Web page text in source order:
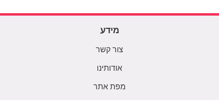
מידע
צור קשר
אודותינו
מפת אתר